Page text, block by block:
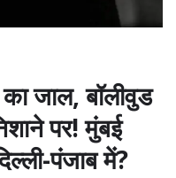
का जाल, बॉलीवुड
पर! मुंबई
पंजाब में?